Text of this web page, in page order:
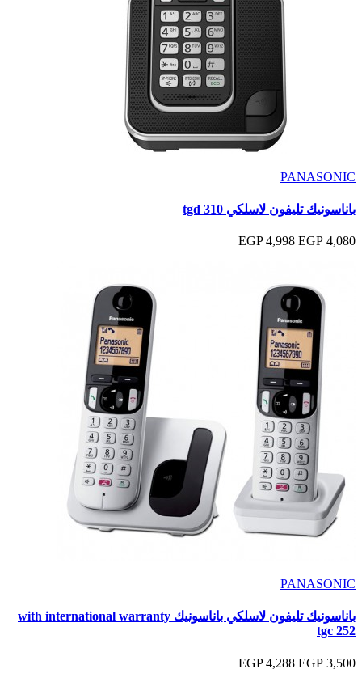
PANASONIC
باناسونيك تليفون لاسلكي tgd 310
4,080 EGP
4,998 EGP
PANASONIC
باناسونيك تليفون لاسلكي باناسونيك with international warranty
tgc 252
3,500 EGP
4,288 EGP